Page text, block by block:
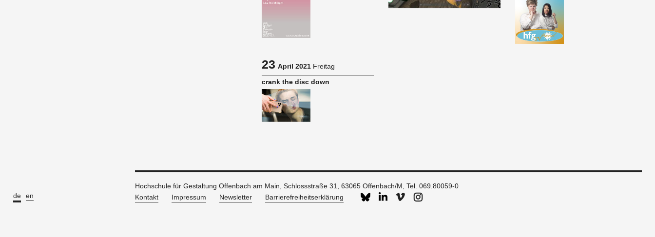
de en
23April 2021 Freitag
crank the disc down
Hochschule für Gestaltung Offenbach am Main, Schlossstraße 31, 63065 Offenbach/M, Tel. 069.80059-0
Kontakt
Impressum Newsletter Barrierefreiheitserklärung